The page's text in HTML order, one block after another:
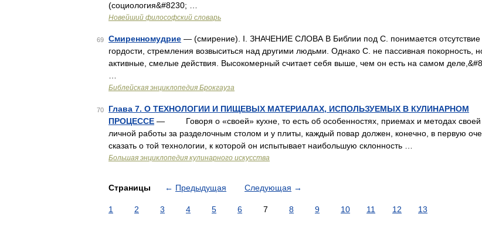
(социология&#8230; …
Новейший философский словарь
69 Смиренномудрие — (смирение). I. ЗНАЧЕНИЕ СЛОВА В Библии под С. понимается отсутствие
гордости, стремления возвыситься над другими людьми. Однако С. не пассивная покорность,
активные, смелые действия. Высокомерный считает себя выше, чем он есть на самом
Библейская энциклопедия Брокгауза
70
Глава 7. О ТЕХНОЛОГИИ И ПИЩЕВЫХ МАТЕРИАЛАХ, ИСПОЛЬЗУЕМЫХ В КУЛИНАРНОМ
ПРОЦЕССЕ — Говоря о «своей» кухне, то есть об особенностях, приемах и методах своей
личной работы за разделочным столом и у плиты, каждый повар должен, конечно, в первую
сказать о той технологии, к которой он испытывает наибольшую склонность …
Большая энциклопедия кулинарного искусства
Страницы ← Предыдущая Следующая →
1 2 3 4 5 6 7 8 9 10 11 12 13